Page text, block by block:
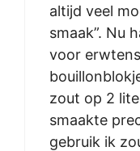
altijd veel
smaak”. Nu
voor
zout op 2
smaakte
gebruik ik